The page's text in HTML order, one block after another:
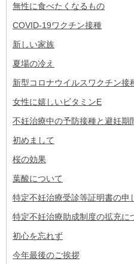
無性に食べたくなるもの
COVID-19ワクチン接種
新しい家族
夏場の冷え
新型コロナウイルスワクチン
女性に嬉しいビタミンE
不妊治療中の予防接種と避妊期
初めまして
桜の効果
葉酸について
特定不妊治療受診等証明書の申
特定不妊治療助成制度の拡充に
初心を忘れず
今年最後のご挨拶